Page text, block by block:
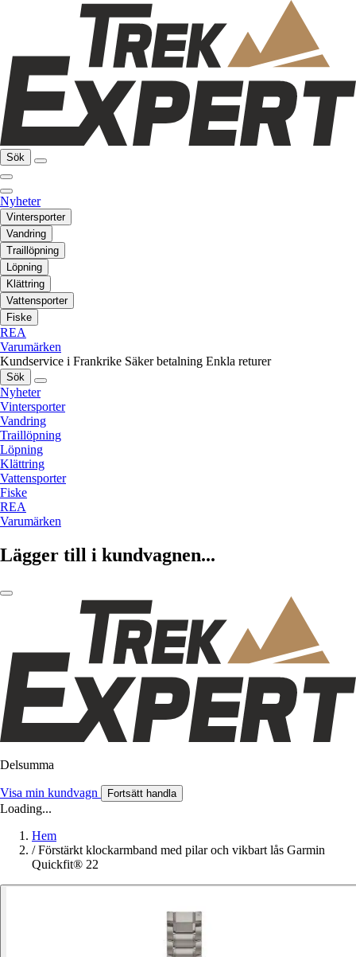
Sök
Nyheter
Vintersporter
Vandring
Traillöpning
Löpning
Klättring
Vattensporter
Fiske
REA
Varumärken
Kundservice i Frankrike Säker betalning Enkla returer
Sök
Nyheter
Vintersporter
Vandring
Traillöpning
Löpning
Klättring
Vattensporter
Fiske
REA
Varumärken
Lägger till i kundvagnen...
Delsumma
Visa min kundvagn Fortsätt handla
Loading...
Hem
/ Förstärkt klockarmband med pilar och vikbart lås Garmin
Quickfit® 22